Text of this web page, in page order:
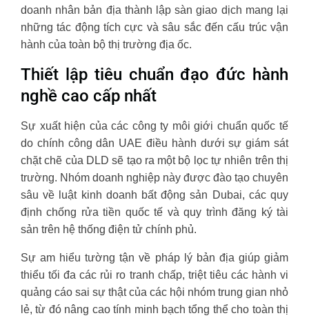
doanh nhân bản địa thành lập sàn giao dịch mang lại
những tác động tích cực và sâu sắc đến cấu trúc vận
hành của toàn bộ thị trường địa ốc.
Thiết lập tiêu chuẩn đạo đức hành
nghề cao cấp nhất
Sự xuất hiện của các công ty môi giới chuẩn quốc tế
do chính công dân UAE điều hành dưới sự giám sát
chặt chẽ của DLD sẽ tạo ra một bộ lọc tự nhiên trên thị
trường. Nhóm doanh nghiệp này được đào tạo chuyên
sâu về luật kinh doanh bất động sản Dubai, các quy
định chống rửa tiền quốc tế và quy trình đăng ký tài
sản trên hệ thống điện tử chính phủ.
Sự am hiểu tường tận về pháp lý bản địa giúp giảm
thiểu tối đa các rủi ro tranh chấp, triệt tiêu các hành vi
quảng cáo sai sự thật của các hội nhóm trung gian nhỏ
lẻ, từ đó nâng cao tính minh bạch tổng thể cho toàn thị